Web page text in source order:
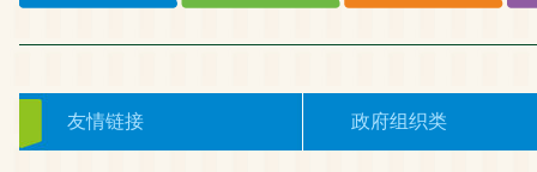
友情链接 政府组织类